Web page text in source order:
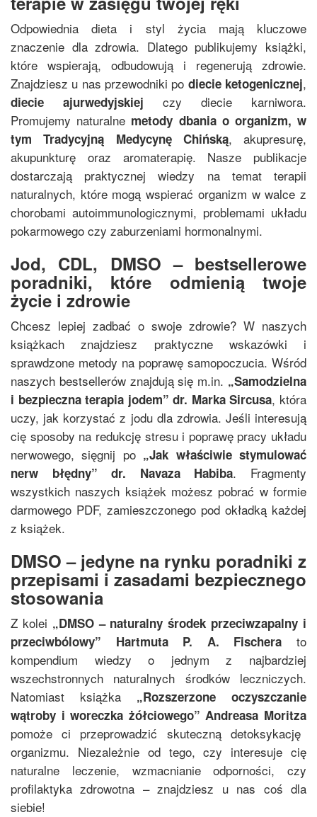
Odpowiednia dieta i styl życia mają kluczowe
znaczenie dla zdrowia. Dlatego publikujemy książki,
które wspierają, odbudowują i regenerują zdrowie.
Znajdziesz u nas przewodniki po diecie ketogenicznej,
diecie ajurwedyjskiej czy diecie karniwora.
Promujemy naturalne metody dbania o organizm, w
tymTradycyjną Medycynę Chińską, akupresurę,
akupunkturę oraz aromaterapię. Nasze publikacje
dostarczają praktycznej wiedzy na temat terapii
naturalnych, które mogą wspierać organizm w walce z
chorobami autoimmunologicznymi, problemami układu
pokarmowego czy zaburzeniami hormonalnymi.
Jod, CDL, DMSO – bestsellerowe
poradniki, które odmienią twoje
życie i zdrowie
Chcesz lepiej zadbać o swoje zdrowie? W naszych
książkach znajdziesz praktyczne wskazówki i
sprawdzone metody na poprawę samopoczucia. Wśród
naszych bestsellerów znajdują się m.in. „Samodzielna
i bezpieczna terapia jodem”dr. Marka Sircusa, która
uczy, jak korzystać z jodu dla zdrowia. Jeśli interesują
cię sposoby na redukcję stresu i poprawę pracy układu
nerwowego, sięgnij po „Jak właściwie stymulować
nerw błędny”dr. Navaza Habiba. Fragmenty
wszystkich naszych książek możesz pobrać w formie
darmowego PDF, zamieszczonego pod okładką każdej
z książek.
DMSO – jedyne na rynku poradniki z
przepisami i zasadami bezpiecznego
stosowania
Z kolei „DMSO – naturalny środek przeciwzapalny i
przeciwbólowy” Hartmuta P. A. Fischera to
kompendium wiedzy o jednym z najbardziej
wszechstronnych naturalnych środków leczniczych.
Natomiast książka „Rozszerzone oczyszczanie
wątroby i woreczka żółciowego”Andreasa Moritza
pomoże ci przeprowadzić skuteczną detoksykację
organizmu. Niezależnie od tego, czy interesuje cię
naturalne leczenie, wzmacnianie odporności, czy
profilaktyka zdrowotna – znajdziesz u nas coś dla
siebie!